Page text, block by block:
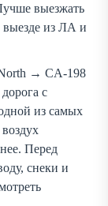
выезжать
выезде из ЛА и
→ CA-198
с
из самых
Перед
снеки и